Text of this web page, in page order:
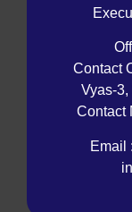
Contact
Vyas-
Contact
Email